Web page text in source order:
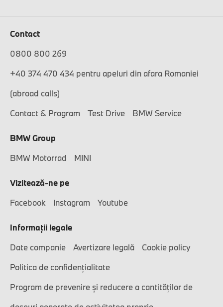
Contact
0800 800 269
+40 374 470 434 pentru apeluri din afara Romaniei
(abroad calls)
Contact & Program
Test Drive BMW Service
BMW Group
BMW Motorrad
MINI
Vizitează-ne pe
Facebook
Instagram Youtube
Informaţii legale
Date companie
Avertizare legală
Cookie policy
Politica de confidențialitate
Program de prevenire și reducere a cantităților de